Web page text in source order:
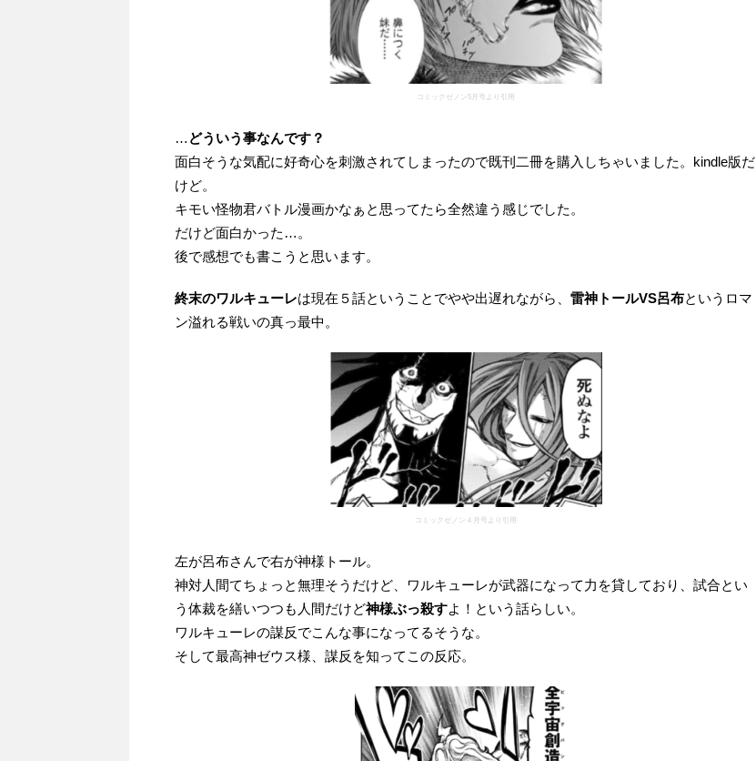
コミックゼノン5月号より引用
… どういう事なんです？
面白そうな気配に好奇心を刺激されてしまったので既刊二冊を購入しちゃいました。kindle版だ
けど。
キモい怪物君バトル漫画かなぁと思ってたら全然違う感じでした。
だけど面白かった…。
後で感想でも書こうと思います。
終末のワルキューレは現在５話ということでやや出遅れながら、 雷神トールVS呂布というロマ
ン溢れる戦いの真っ最中。
コミックゼノン４月号より引用
左が呂布さんで右が神様トール。
神対人間てちょっと無理そうだけど、ワルキューレが武器になって力を貸しており、試合とい
う体裁を繕いつつも人間だけど神様ぶっ殺すよ！という話らしい。
ワルキューレの謀反でこんな事になってるそうな。
そして最高神ゼウス様、謀反を知ってこの反応。